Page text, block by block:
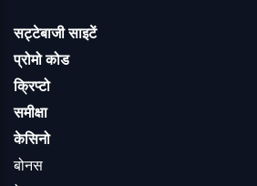
सट्टेबाजी साइटें
प्रोमो कोड
क्रिप्टो
समीक्षा
केसिनो
बोनस